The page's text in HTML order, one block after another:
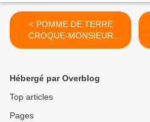
< POMME DE TERRE
CROQUE-MONSIEUR
SIMPLISSIME
Hébergé par Overblog
Top articles
Pages